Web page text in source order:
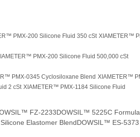
PMX-200 Silicone Fluid 350 cSt XIAMETER™
PMX-200 Silicone Fluid 500,000 cSt
PMX-0345 Cyclosiloxane Blend XIAMETER™
2 cSt XIAMETER™ PMX-1184 Silicone Fluid
FZ-2233DOWSIL™ 5225C
Elastomer BlendDOWSIL™ ES-